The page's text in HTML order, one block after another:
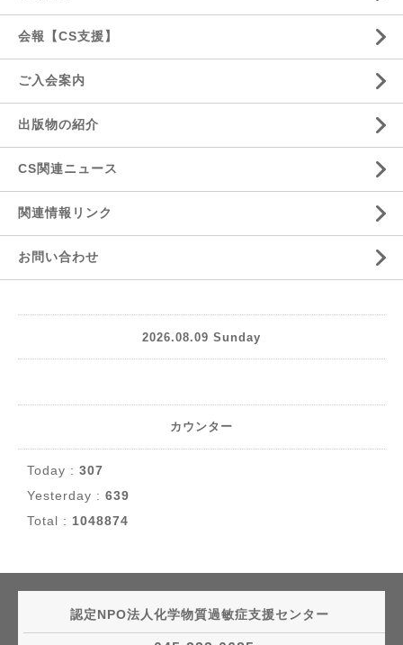
会報【CS支援】
ご入会案内
出版物の紹介
CS関連ニュース
関連情報リンク
お問い合わせ
2026.08.09 Sunday
カウンター
Today : 307
Yesterday : 639
Total : 1048874
認定NPO法人化学物質過敏症支援センター